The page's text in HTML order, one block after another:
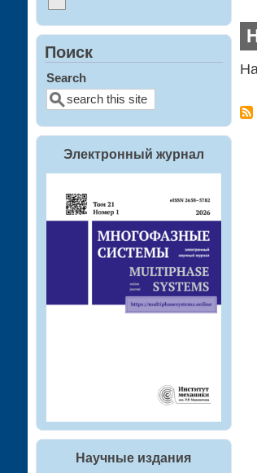
Поиск
Search
Электронный журнал
Научные издания